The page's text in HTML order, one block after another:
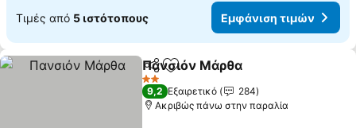
Τιμές από 5 ιστότοπους Εμφάνιση τιμών
Κοινοποίηση
Προσθήκη στα αγαπημένα
Πανσιόν Μάρθα
2 Αστέρια
9,2 Εξαιρετικό
284
Ακριβώς πάνω στην παραλία